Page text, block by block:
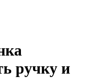
ручку и